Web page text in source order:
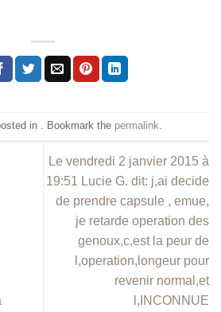
in . Bookmark the permalink
Le vendredi 2 janvier 2015 à
19:51 Lucie G. dit: j,ai decide
de prendre capsule , emue,
je retarde operation des
genoux,c,est la peur de
l,operation,longeur pour
revenir normal,et
l,INCONNUE